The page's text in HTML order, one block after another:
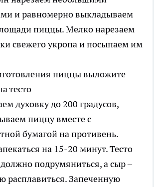
и равномерно выкладываем
пиццы. Мелко нарезаем
свежего укропа и посыпаем им
духовку до 200 градусов,
пиццу вместе с
бумагой на противень.
на 15-20 минут. Тесто
подрумяниться, а сыр –
расплавиться. Запеченную